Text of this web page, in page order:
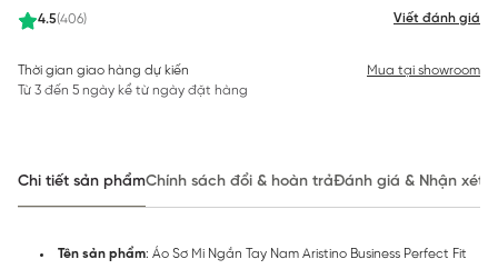
4.5(406) Viết đánh giá
Thời gian giao hàng dự kiến
Từ 3 đến 5 ngày kể từ ngày đặt hàng
Mua tại showroom
Chi tiết sản phẩmChính sách đổi & hoàn trảĐánh giá & Nhận xét
Tên sản phẩm: Áo Sơ Mi Ngắn Tay Nam Aristino Business Perfect Fit